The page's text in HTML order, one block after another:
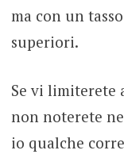
ma con un
superiori.
Se vi limiterete
non noterete
io qualche